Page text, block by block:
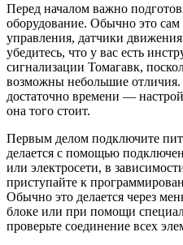
Перед началом важно
оборудование. Обычно это
управления, датчики
убедитесь, что у вас есть
сигнализации Томагавк,
возможны небольшие отличия.
достаточно времени —
она того стоит.
Первым делом подключите
делается с помощью
или электросети, в
приступайте к
Обычно это делается через
блоке или при помощи
проверьте соединение всех